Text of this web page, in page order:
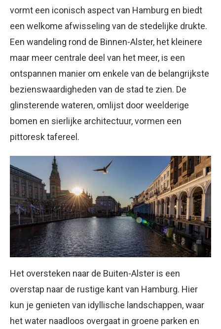
vormt een iconisch aspect van Hamburg en biedt
een welkome afwisseling van de stedelijke drukte.
Een wandeling rond de Binnen-Alster, het kleinere
maar meer centrale deel van het meer, is een
ontspannen manier om enkele van de belangrijkste
bezienswaardigheden van de stad te zien. De
glinsterende wateren, omlijst door weelderige
bomen en sierlijke architectuur, vormen een
pittoresk tafereel.
Het oversteken naar de Buiten-Alster is een
overstap naar de rustige kant van Hamburg. Hier
kun je genieten van idyllische landschappen, waar
het water naadloos overgaat in groene parken en